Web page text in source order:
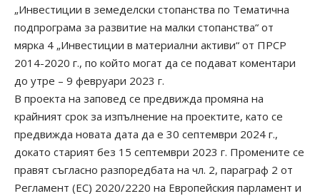
„Инвестиции в земеделски стопанства по Тематична
подпрограма за развитие на малки стопанства“ от
мярка 4 „Инвестиции в материални активи“ от ПРСР
2014-2020 г., по който могат да се подават коментари
до утре – 9 февруари 2023 г.
В проекта на заповед се предвижда промяна на
крайният срок за изпълнение на проектите, като се
предвижда новата дата да е 30 септември 2024 г.,
докато старият без 15 септември 2023 г. Промените се
правят съгласно разпоредбата на чл. 2, параграф 2 от
Регламент (ЕС) 2020/2220 на Европейския парламент и